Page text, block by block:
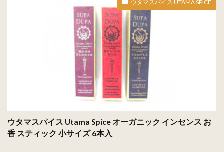
ウタマスパイス UTAMA SPICE
ウタマスパイス Utama Spice オーガニック インセンス お
香 スティック 小サイズ 6本入